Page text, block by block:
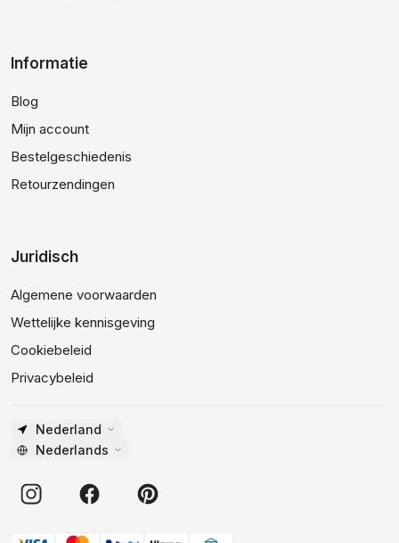
Informatie
Blog
Mijn account
Bestelgeschiedenis
Retourzendingen
Juridisch
Algemene voorwaarden
Wettelijke kennisgeving
Cookiebeleid
Privacybeleid
Nederland
Nederlands